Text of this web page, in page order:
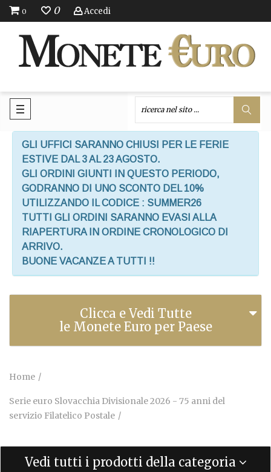
0 0 Accedi
GLI UFFICI SARANNO CHIUSI PER LE FERIE
ESTIVE DAL 3 AL 23 AGOSTO.
GLI ORDINI GIUNTI IN QUESTO PERIODO,
GODRANNO DI UNO SCONTO DEL 10%
UTILIZZANDO IL CODICE : SUMMER26
TUTTI GLI ORDINI SARANNO EVASI ALLA
RIAPERTURA IN ORDINE CRONOLOGICO DI
ARRIVO.
BUONE VACANZE A TUTTI !!
Clicca e Vedi Tutte
le Monete Euro per Paese
Home
Serie euro Slovacchia Divisionale 2026 - 75 anni del
servizio Filatelico Postale
Vedi tutti i prodotti della categoria